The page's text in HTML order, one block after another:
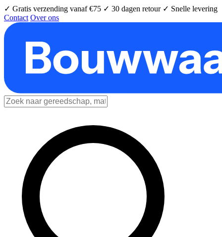
✓ Gratis verzending vanaf €75 ✓ 30 dagen retour ✓ Snelle levering
Contact Over ons